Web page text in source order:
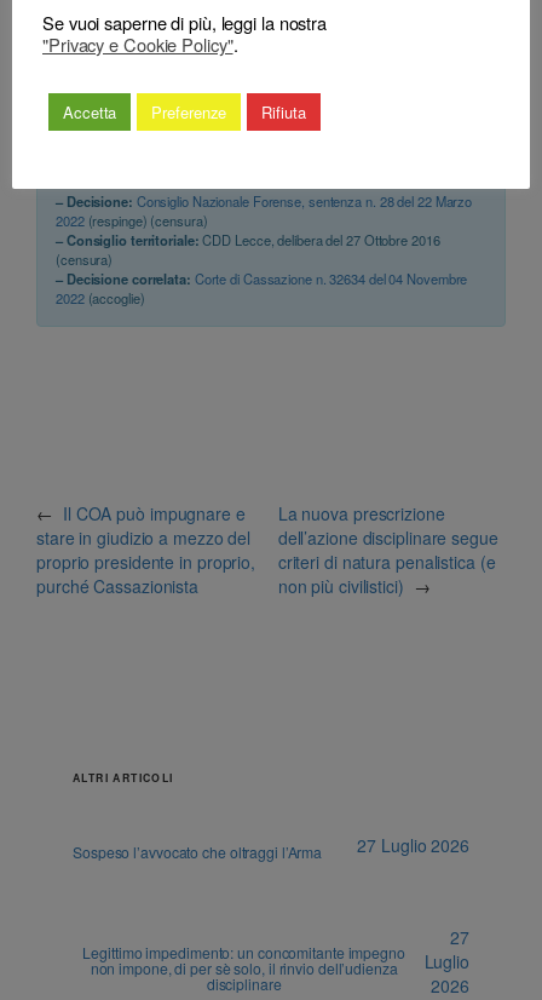
Consiglio Nazionale Forense (pres. Melogli Gabriele, rel.
Cosimato Aniello), sentenza n. 28 del 22 Marzo 2022
– Decisione: Consiglio Nazionale Forense, sentenza n. 28 del 22 Marzo
2022(respinge) (censura)
– Consiglio territoriale:CDD Lecce, delibera del 27 Ottobre 2016
(censura)
– Decisione correlata: Corte di Cassazione n. 32634 del 04 Novembre
2022(accoglie)
← Il COA può impugnare e
stare in giudizio a mezzo del
proprio presidente in proprio,
purché Cassazionista
La nuova prescrizione
dell’azione disciplinare segue
criteri di natura penalistica (e
non più civilistici) →
ALTRI ARTICOLI
Sospeso l’avvocato che oltraggi l’Arma 27 Luglio 2026
Legittimo impedimento: un concomitante impegno
non impone, di per sè solo, il rinvio dell’udienza
disciplinare
27
Luglio
2026
Se vuoi saperne di più, leggi la nostra
"Privacy e Cookie Policy".
Accetta Preferenze Rifiuta